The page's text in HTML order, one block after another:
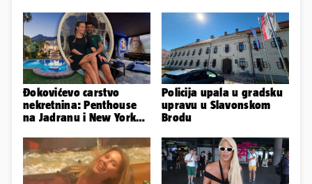
Đokovićevo carstvo
nekretnina: Penthouse
na Jadranu i New Yorku,
Policija upala u gradsku
upravu u Slavonskom
Brodu